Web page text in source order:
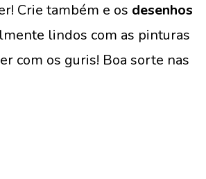
Crie também e os desenhos
lindos com as pinturas
com os guris! Boa sorte nas